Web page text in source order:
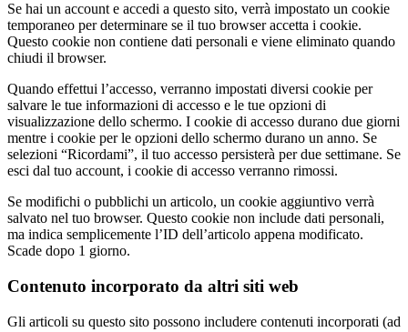
Se hai un account e accedi a questo sito, verrà impostato un cookie
temporaneo per determinare se il tuo browser accetta i cookie.
Questo cookie non contiene dati personali e viene eliminato quando
chiudi il browser.
Quando effettui l’accesso, verranno impostati diversi cookie per
salvare le tue informazioni di accesso e le tue opzioni di
visualizzazione dello schermo. I cookie di accesso durano due giorni
mentre i cookie per le opzioni dello schermo durano un anno. Se
selezioni “Ricordami”, il tuo accesso persisterà per due settimane. Se
esci dal tuo account, i cookie di accesso verranno rimossi.
Se modifichi o pubblichi un articolo, un cookie aggiuntivo verrà
salvato nel tuo browser. Questo cookie non include dati personali,
ma indica semplicemente l’ID dell’articolo appena modificato.
Scade dopo 1 giorno.
Contenuto incorporato da altri siti web
Gli articoli su questo sito possono includere contenuti incorporati (ad